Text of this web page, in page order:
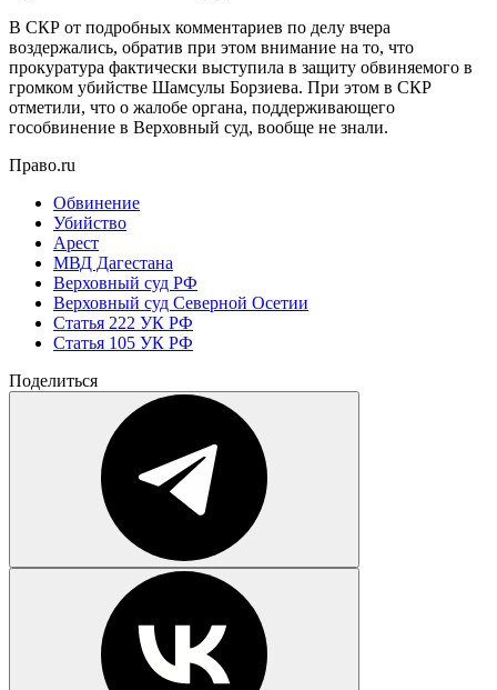
В СКР от подробных комментариев по делу вчера
воздержались, обратив при этом внимание на то, что
прокуратура фактически выступила в защиту обвиняемого в
громком убийстве Шамсулы Борзиева. При этом в СКР
отметили, что о жалобе органа, поддерживающего
гособвинение в Верховный суд, вообще не знали.
Право.ru
Обвинение
Убийство
Арест
МВД Дагестана
Верховный суд РФ
Верховный суд Северной Осетии
Статья 222 УК РФ
Статья 105 УК РФ
Поделиться